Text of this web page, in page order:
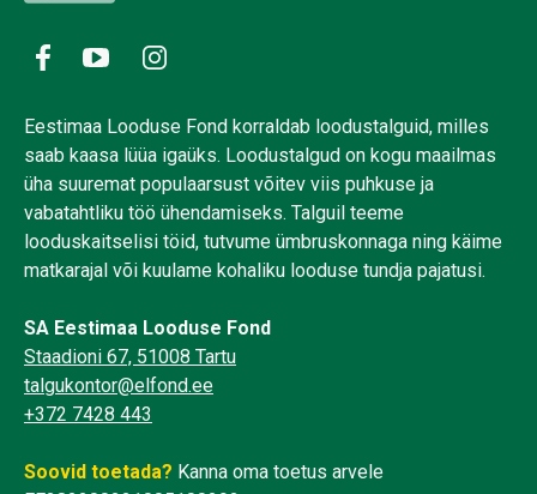
Eestimaa Looduse Fond korraldab loodustalguid, milles
saab kaasa lüüa igaüks. Loodustalgud on kogu maailmas
üha suuremat populaarsust võitev viis puhkuse ja
vabatahtliku töö ühendamiseks. Talguil teeme
looduskaitselisi töid, tutvume ümbruskonnaga ning käime
matkarajal või kuulame kohaliku looduse tundja pajatusi.
SA Eestimaa Looduse Fond
Staadioni 67, 51008 Tartu
talgukontor@elfond.ee
+372 7428 443
Soovid toetada? Kanna oma toetus arvele